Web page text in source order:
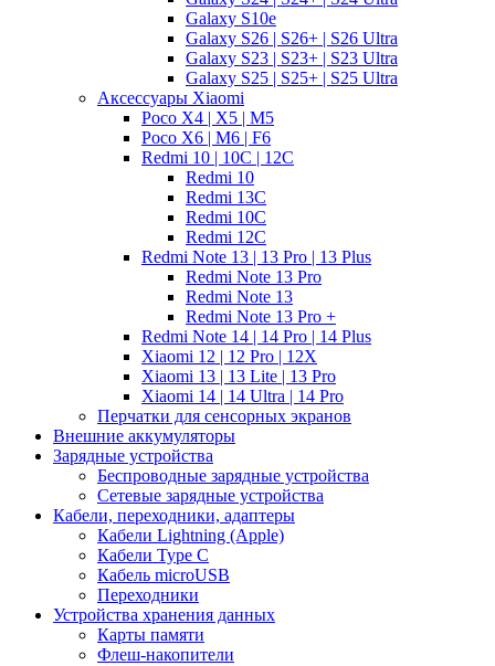
Galaxy S10e
Galaxy S26 | S26+ | S26 Ultra
Galaxy S23 | S23+ | S23 Ultra
Galaxy S25 | S25+ | S25 Ultra
Аксессуары Xiaomi
Poco X4 | X5 | M5
Poco X6 | M6 | F6
Redmi 10 | 10C | 12C
Redmi 10
Redmi 13C
Redmi 10C
Redmi 12C
Redmi Note 13 | 13 Pro | 13 Plus
Redmi Note 13 Pro
Redmi Note 13
Redmi Note 13 Pro +
Redmi Note 14 | 14 Pro | 14 Plus
Xiaomi 12 | 12 Pro | 12X
Xiaomi 13 | 13 Lite | 13 Pro
Xiaomi 14 | 14 Ultra | 14 Pro
Перчатки для сенсорных экранов
Внешние аккумуляторы
Зарядные устройства
Беспроводные зарядные устройства
Сетевые зарядные устройства
Кабели, переходники, адаптеры
Кабели Lightning (Apple)
Кабели Type C
Кабель microUSB
Переходники
Устройства хранения данных
Карты памяти
Флеш-накопители